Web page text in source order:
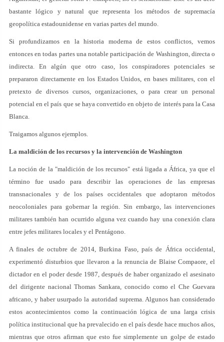
bastante lógico y natural que representa los métodos de supremacía
geopolítica estadounidense en varias partes del mundo.
Si profundizamos en la historia moderna de estos conflictos, vemos
entonces en todas partes una notable participación de Washington, directa o
indirecta. En algún que otro caso, los conspiradores potenciales se
prepararon directamente en los Estados Unidos, en bases militares, con el
pretexto de diversos cursos, organizaciones, o para crear un personal
potencial en el país que se haya convertido en objeto de interés para la Casa
Blanca.
Traigamos algunos ejemplos.
La maldición de los recursos y la intervención de Washington
La noción de la "maldición de los recursos" está ligada a África, ya que el
término fue usado para describir las operaciones de las empresas
transnacionales y de los países occidentales que adoptaron métodos
neocoloniales para gobernar la región. Sin embargo, las intervenciones
militares también han ocurrido alguna vez cuando hay una conexión clara
entre jefes militares locales y el Pentágono.
A finales de octubre de 2014, Burkina Faso, país de África occidental,
experimentó disturbios que llevaron a la renuncia de Blaise Compaore, el
dictador en el poder desde 1987, después de haber organizado el asesinato
del dirigente nacional Thomas Sankara, conocido como el Che Guevara
africano, y haber usurpado la autoridad suprema. Algunos han considerado
estos acontecimientos como la continuación lógica de una larga crisis
política institucional que ha prevalecido en el país desde hace muchos años,
mientras que otros afirman que esto fue simplemente un golpe de estado